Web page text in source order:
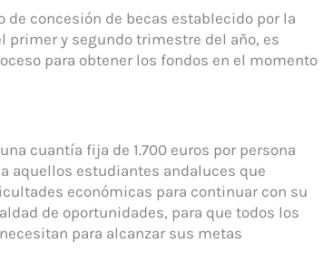
de concesión de becas establecido por la
primer y segundo trimestre del año, es
para obtener los fondos en el momento
cuantía fija de 1.700 euros por persona
aquellos estudiantes andaluces que
económicas para continuar con su
de oportunidades, para que todos los
para alcanzar sus metas